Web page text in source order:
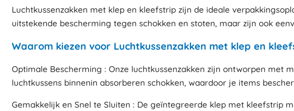
Luchtkussenzakken met klep en kleefstrip zijn de ideale
uitstekende bescherming tegen schokken en stoten, maar zijn ook
Waarom kiezen voor Luchtkussenzakken met klep en
Optimale Bescherming : Onze luchtkussenzakken zijn ontworpen
luchtkussens binnenin absorberen schokken, waardoor je items
Gemakkelijk en Snel te Sluiten : De geïntegreerde klep met kleefstrip